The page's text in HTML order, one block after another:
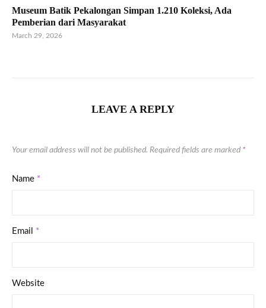
Museum Batik Pekalongan Simpan 1.210 Koleksi, Ada
Pemberian dari Masyarakat
March 29, 2026
LEAVE A REPLY
Your email address will not be published. Required fields are marked *
Name *
Email *
Website